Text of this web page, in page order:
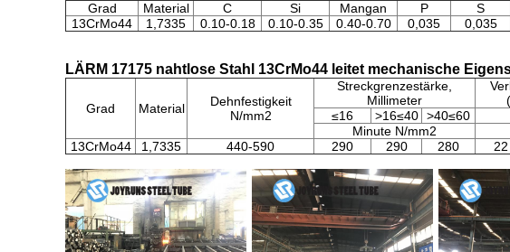
Grad Material C Si Mangan P S
13CrMo44
1,7335 0.10-0.18 0.10-0.35 0.40-0.70 0,035 0,035
LÄRM 17175 nahtlose Stahl 13CrMo44 leitet mechanische
Grad Material
Dehnfestigkeit
N/mm2
Streckgrenzestärke,
Millimeter
≤16
>16≤40 >40≤60
Minute N/mm2
13CrMo44
1,7335 440-590 290 290 280 22